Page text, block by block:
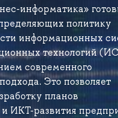
информатика»
политику
информационных
технологий
современного
Это позволяет
планов
и ИКТ-развития